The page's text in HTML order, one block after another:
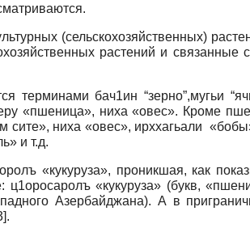
(сельскохозяйственных)
растений и связанные
терминами бач1ин “зерно”,мугьи
«пшеница», ниха «овес». Кроме
сите», ниха «овес», ирххагьали
и т.д.
«кукуруза», проникшая, как
ц1оросаролъ «кукуруза» (букв,
Азербайджана). А в
].